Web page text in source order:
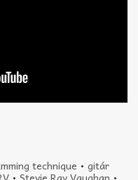
technique •gitár
• Stevie Ray Vaughan •